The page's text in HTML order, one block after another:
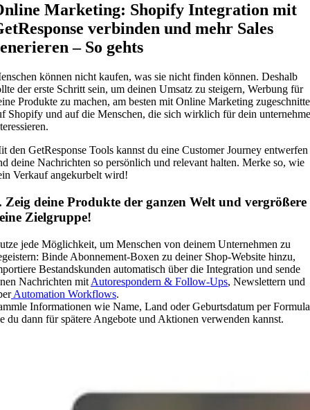
Marketing: Shopify Integration mit
verbinden und mehr Sales
– So gehts
können nicht kaufen, was sie nicht finden können. Deshalb
der erste Schritt sein, um deinen Umsatz zu steigern, Werbung für
Produkte zu machen, am besten mit Online Marketing
Shopify und auf die Menschen, die sich wirklich für dein
den GetResponse Tools kannst du eine Customer Journey entwerfen
deine Nachrichten so persönlich und relevant halten. Merke so, wie
Verkauf angekurbelt wird!
Zeig deine Produkte der ganzen Welt und vergrößere
Zielgruppe!
jede Möglichkeit, um Menschen von deinem Unternehmen zu
Binde Abonnement-Boxen zu deiner Shop-Website hinzu,
Bestandskunden automatisch über die Integration und sende
Nachrichten mit Autorespondern & Follow-Ups, Newslettern und
Automation Workflows.
Informationen wie Name, Land oder Geburtsdatum per
du dann für spätere Angebote und Aktionen verwenden kannst.